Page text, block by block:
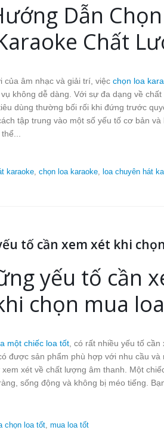
Dẫn
Chất
của âm nhạc và giải trí, việc chọn loa
không dễ dàng. Với sự đa dạng về
dùng thường bối rối khi đứng trước
tập trung vào một số yếu tố cơ bản và
karaoke, chọn loa karaoke, loa chuyên hát
tố cần xem xét khi
yếu tố cần
chọn mua
một chiếc loa tốt, có rất nhiều yếu tố cần
được sản phẩm phù hợp với nhu cầu và
xét về chất lượng âm thanh. Một
sống động và không bị méo tiếng.
chọn loa tốt, mua loa tốt